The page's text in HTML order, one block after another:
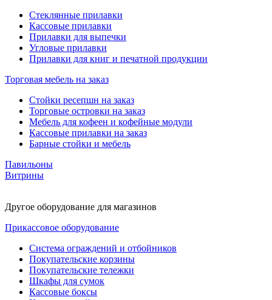
Стеклянные прилавки
Кассовые прилавки
Прилавки для выпечки
Угловые прилавки
Прилавки для книг и печатной продукции
Торговая мебель на заказ
Стойки ресепшн на заказ
Торговые островки на заказ
Мебель для кофеен и кофейные модули
Кассовые прилавки на заказ
Барные стойки и мебель
Павильоны
Витрины
Другое оборудование для магазинов
Прикассовое оборудование
Система ограждений и отбойников
Покупательские корзины
Покупательские тележки
Шкафы для сумок
Кассовые боксы